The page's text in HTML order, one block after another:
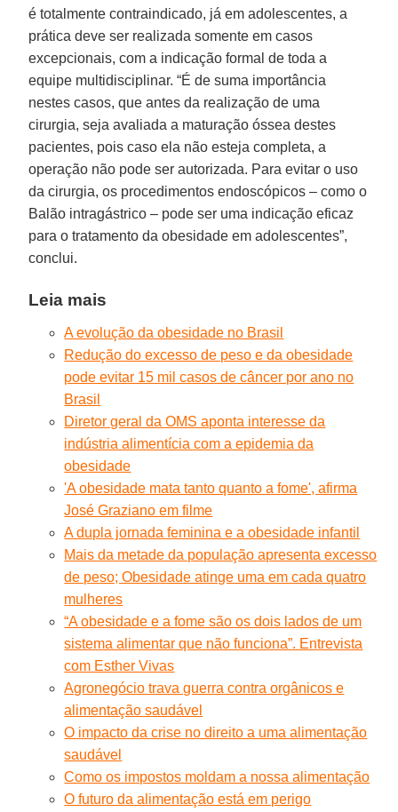
é totalmente contraindicado, já em adolescentes, a
prática deve ser realizada somente em casos
excepcionais, com a indicação formal de toda a
equipe multidisciplinar. “É de suma importância
nestes casos, que antes da realização de uma
cirurgia, seja avaliada a maturação óssea destes
pacientes, pois caso ela não esteja completa, a
operação não pode ser autorizada. Para evitar o uso
da cirurgia, os procedimentos endoscópicos – como o
Balão intragástrico – pode ser uma indicação eficaz
para o tratamento da obesidade em adolescentes”,
conclui.
Leia mais
A evolução da obesidade no Brasil
Redução do excesso de peso e da obesidade
pode evitar 15 mil casos de câncer por ano no
Brasil
Diretor geral da OMS aponta interesse da
indústria alimentícia com a epidemia da
obesidade
'A obesidade mata tanto quanto a fome', afirma
José Graziano em filme
A dupla jornada feminina e a obesidade infantil
Mais da metade da população apresenta excesso
de peso; Obesidade atinge uma em cada quatro
mulheres
“A obesidade e a fome são os dois lados de um
sistema alimentar que não funciona”. Entrevista
com Esther Vivas
Agronegócio trava guerra contra orgânicos e
alimentação saudável
O impacto da crise no direito a uma alimentação
saudável
Como os impostos moldam a nossa alimentação
O futuro da alimentação está em perigo